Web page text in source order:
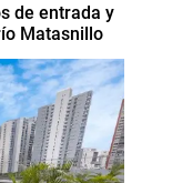
de entrada y
Matasnillo